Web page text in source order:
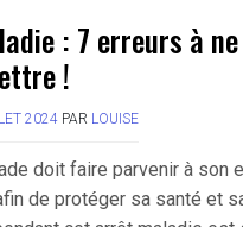
: 7 erreurs à
!
2024 PAR LOUISE
doit faire parvenir à son
de protéger sa santé et